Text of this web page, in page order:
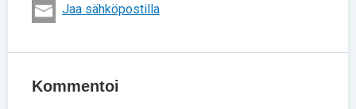
Jaa sähköpostilla
Kommentoi